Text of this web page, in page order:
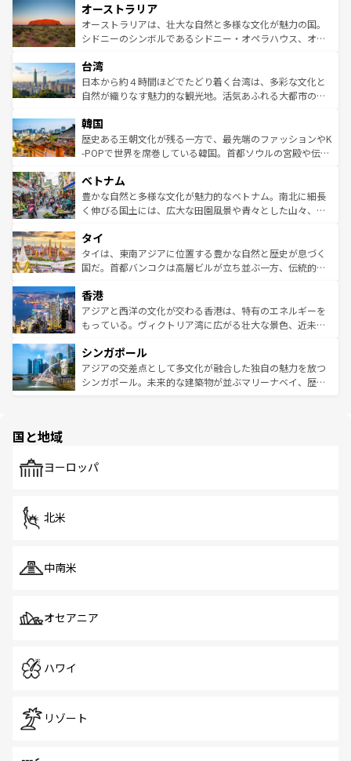
部のニューオーリンズでは、音楽と美食が融合した独特の
文化が魅力。旅行者はアメリカの各地域で異なる魅力を楽
しみながら、その多様性と豊かな歴史を感じることができ
ならではの贅沢な旅のスタイルだ。 なお、新着のアメリカ
情報はコンテンツ一覧を参照してほしい。
ワイ島は見逃せない。また、定番の観光地といえばオアフ
島だが、静かな自然を求めるならマウイ島やカウアイ島が
おすすめ。エメラルドグリーンに輝く海をはじめ、豊かな
れるおもてなしの心で訪れる人々を迎えてくれるハワイの
人々、おいしいローカルフードやハワイアンミュージッ
ク、伝統的なフラダンスなど、すべてがハワイの魅力を彩
ワイを、存分に味わってほしい。 なお、新着のハワイ情報
はコンテンツ一覧を参照してほしい。
オーストラリア
オーストラリアは、壮大な自然と多様な文化が魅力の国。
シドニーのシンボルであるシドニー・オペラハウス、オー
リアリーフや大陸中央部にそびえるウルル（エアーズロッ
ク）、タスマニアの美しい原生林やケアンズの熱帯雨林な
ど、見どころがたくさん。また、カフェやワイン、オージ
いる。アクティビティも充実しており、サーフィンやダイ
ビング、ハイキングなど、アウトドア好きにはたまらな
い。オーストラリアの多彩な魅力を存分に味わいつくそ
参照してほしい。
台湾
日本から約４時間ほどでたどり着く台湾は、多彩な文化と
自然が織りなす魅力的な観光地。活気あふれる大都市の台
ン）、静ひつな山岳地帯である台湾東部など、都市の喧騒
と山間の静けさが共存しており、訪れる人に新しい発見と
驚きをもたらしてくれる。また、奥深い台湾の食文化も魅
容にもいいと評判のスイーツなど、バラエティ豊かな料理
が味わえる。 なお、新着の台湾情報は コンテンツ一覧を参
照してほしい。
韓国
歴史ある王朝文化が残る一方で、最先端のファッションやK
-POPで世界を席巻している韓国。首都ソウルの宮殿や伝統
き、地方に足を延ばせば四季折々の自然美を楽しむことが
できる。そして、キムチや焼肉、絶品のストリートフード
まで、さまざまな韓国料理が待っている。夜には、韓国な
リティに包まれながら、韓国の多彩な魅力を心ゆくまで味
わってみてほしい。 なお、新着の韓国情報はコンテンツ一
覧を参照してほしい。
ベトナム
豊かな自然と多様な文化が魅力的なベトナム。南北に細長
く伸びる国土には、広大な田園風景や青々とした山々、世
急速な発展と共に伝統が息づく。ハノイの古い町並みやホ
ーチミン市のフランス統治時代の建物も、独特の雰囲気を
醸し出している。また、バラエティの豊かさとおいしさで
とつ。フォーやバインミー、ベトナムコーヒーなどは、ぜ
ひ現地で味わいたい。どの地域を訪れてもあたたかい人々
が旅行者を迎えてくれるので、きっと忘れられない旅にな
参照してほしい。
タイ
タイは、東南アジアに位置する豊かな自然と歴史が息づく
国だ。首都バンコクは高層ビルが立ち並ぶ一方、伝統的な
の活気が交差している。北部ではチェンマイなどの山岳地
帯で自然と触れ合い、南部ではプーケットやクラビの美し
いビーチでリゾート気分を楽しむことができる。タイ料理
激する。気候は一年中温暖で、どの季節にも異なる楽しみ
が待っている。親しみやすいタイの人々、仏教を中心とし
た文化、そして多様な観光資源が、訪れる旅人を魅了し続
香港
アジアと西洋の文化が交わる香港は、特有のエネルギーを
もっている。ヴィクトリア湾に広がる壮大な景色、近未来
み、どこを訪れても感動するはず。観光スポットが密集し
ており、効率よく見どころを回れるのも魅力。息をのむよ
うな絶景から文化的な体験まで、香港を存分に楽しみ尽く
シンガポール
アジアの交差点として多文化が融合した独自の魅力を放つ
シンガポール。未来的な建築物が並ぶマリーナベイ、歴史
で、ホーカーズは地元の風情を楽しめる外せないスポット
国と地域
ヨーロッパ
北米
中南米
オセアニア
ハワイ
リゾート